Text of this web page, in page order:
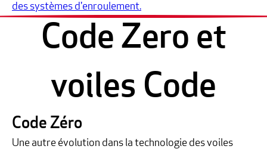
des systèmes d'enroulement.
Code Zero et
voiles Code
Code Zéro
Une autre évolution dans la technologie des voiles